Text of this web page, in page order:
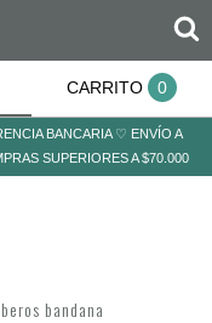
CARRITO 0
BANCARIA ♡ ENVÍO A
SUPERIORES A $70.000
bandana